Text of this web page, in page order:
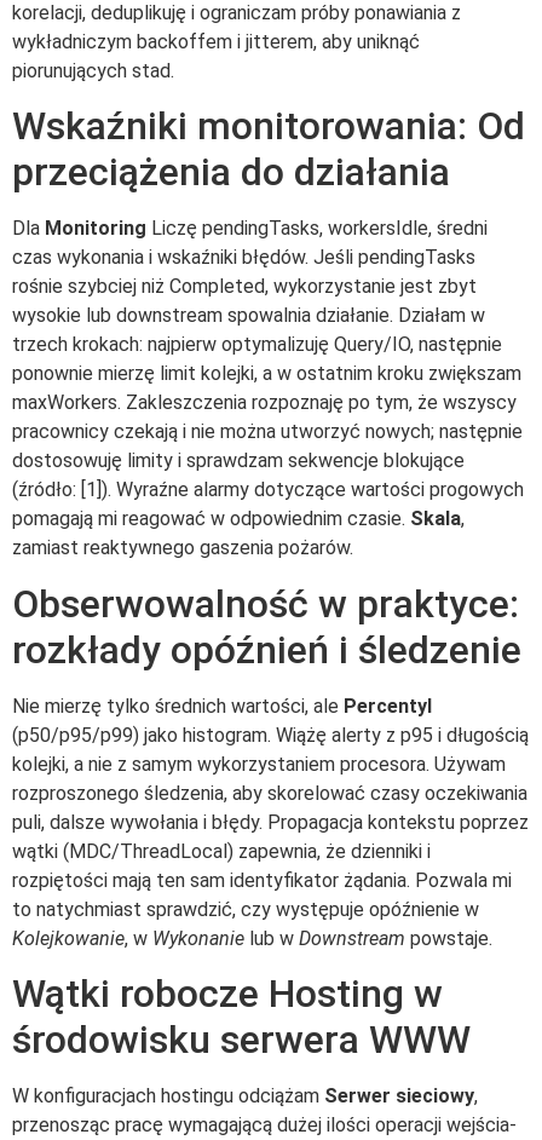
korelacji, deduplikuję i ograniczam próby ponawiania z
wykładniczym backoffem i jitterem, aby uniknąć
piorunujących stad.
Wskaźniki monitorowania: Od
przeciążenia do działania
Dla Monitoring Liczę pendingTasks, workersIdle, średni
czas wykonania i wskaźniki błędów. Jeśli pendingTasks
rośnie szybciej niż Completed, wykorzystanie jest zbyt
wysokie lub downstream spowalnia działanie. Działam w
trzech krokach: najpierw optymalizuję Query/IO, następnie
ponownie mierzę limit kolejki, a w ostatnim kroku zwiększam
maxWorkers. Zakleszczenia rozpoznaję po tym, że wszyscy
pracownicy czekają i nie można utworzyć nowych; następnie
dostosowuję limity i sprawdzam sekwencje blokujące
(źródło: [1]). Wyraźne alarmy dotyczące wartości progowych
pomagają mi reagować w odpowiednim czasie. Skala,
zamiast reaktywnego gaszenia pożarów.
Obserwowalność w praktyce:
rozkłady opóźnień i śledzenie
Nie mierzę tylko średnich wartości, ale Percentyl
(p50/p95/p99) jako histogram. Wiążę alerty z p95 i długością
kolejki, a nie z samym wykorzystaniem procesora. Używam
rozproszonego śledzenia, aby skorelować czasy oczekiwania
puli, dalsze wywołania i błędy. Propagacja kontekstu poprzez
wątki (MDC/ThreadLocal) zapewnia, że dzienniki i
rozpiętości mają ten sam identyfikator żądania. Pozwala mi
to natychmiast sprawdzić, czy występuje opóźnienie w
Kolejkowanie, w Wykonanie lub w Downstream powstaje.
Wątki robocze Hosting w
środowisku serwera WWW
W konfiguracjach hostingu odciążam Serwer sieciowy,
przenosząc pracę wymagającą dużej ilości operacji wejścia-